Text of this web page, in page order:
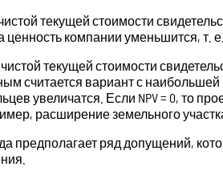
текущей стоимости
ценность компании уменьшится,
текущей стоимости
считается вариант с наибольшей
увеличатся. Если NPV = 0, то
расширение земельного
предполагает ряд допущений,